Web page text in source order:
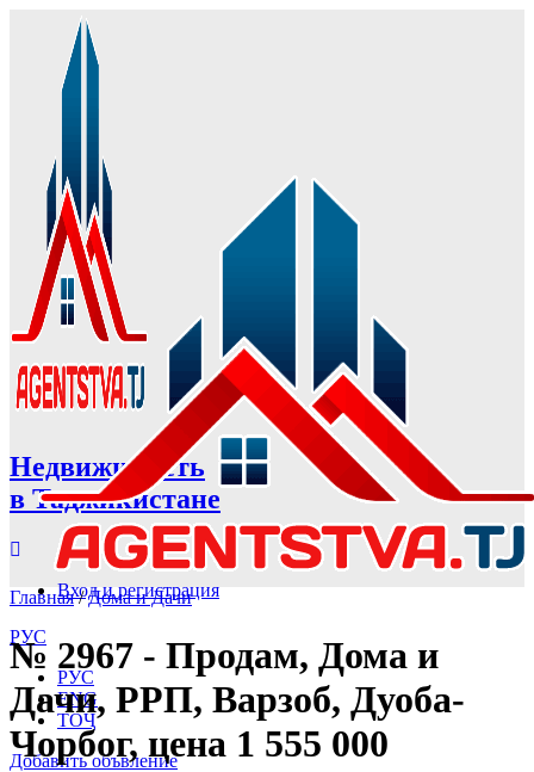
Недвижимость
в Таджикистане
Вход и регистрация
РУС
РУС
ENG
ТОҶ
Добавить объвление
Главная/Дома и Дачи
№ 2967 - Продам, Дома и
Дачи, РРП, Варзоб, Дуоба-
Чорбог, цена 1 555 000